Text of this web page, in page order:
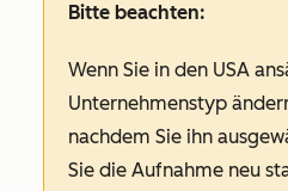
Bitte beachten:
Wenn Sie in den USA
Unternehmenstyp
nachdem Sie ihn
Sie die Aufnahme neu